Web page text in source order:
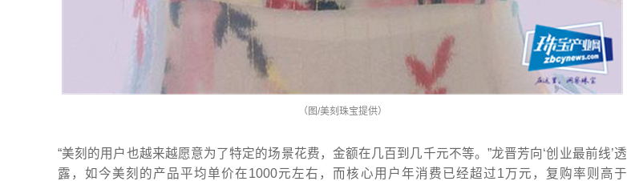
（图/美刻珠宝提供）
“美刻的用户也越来越愿意为了特定的场景花费，金额在几百到几千元不等。”龙晋芳向‘创业最前线’透
露，如今美刻的产品平均单价在1000元左右，而核心用户年消费已经超过1万元，复购率则高于